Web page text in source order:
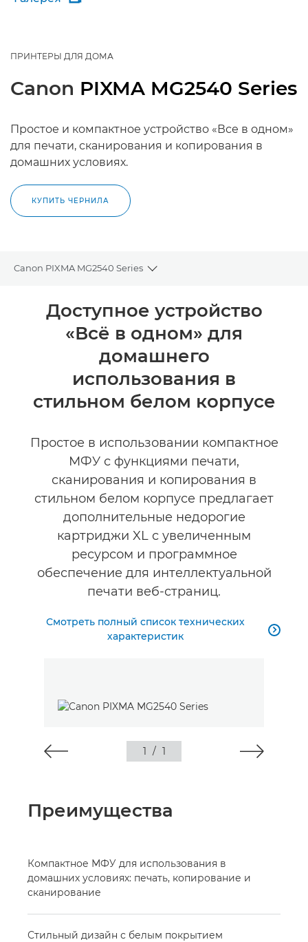
ПРИНТЕРЫ ДЛЯ ДОМА
Canon PIXMA MG2540 Series
Простое и компактное устройство «Все в одном»
для печати, сканирования и копирования в
домашних условиях.
КУПИТЬ ЧЕРНИЛА
Canon PIXMA MG2540 Series
Toggle breadcrumbs
Общая информация
Технические характеристики
Доступное устройство
«Всё в одном» для
домашнего
использования в
стильном белом корпусе
Простое в использовании компактное
МФУ с функциями печати,
сканирования и копирования в
стильном белом корпусе предлагает
дополнительные недорогие
картриджи XL с увеличенным
ресурсом и программное
обеспечение для интеллектуальной
печати веб-страниц.
Смотреть полный список технических
характеристик

1 / 1
Преимущества
Компактное МФУ для использования в
домашних условиях: печать, копирование и
сканирование
Стильный дизайн с белым покрытием